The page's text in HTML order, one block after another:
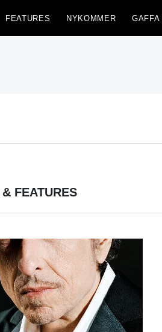
FEATURES NYKOMMER GAFFA
FEATURES